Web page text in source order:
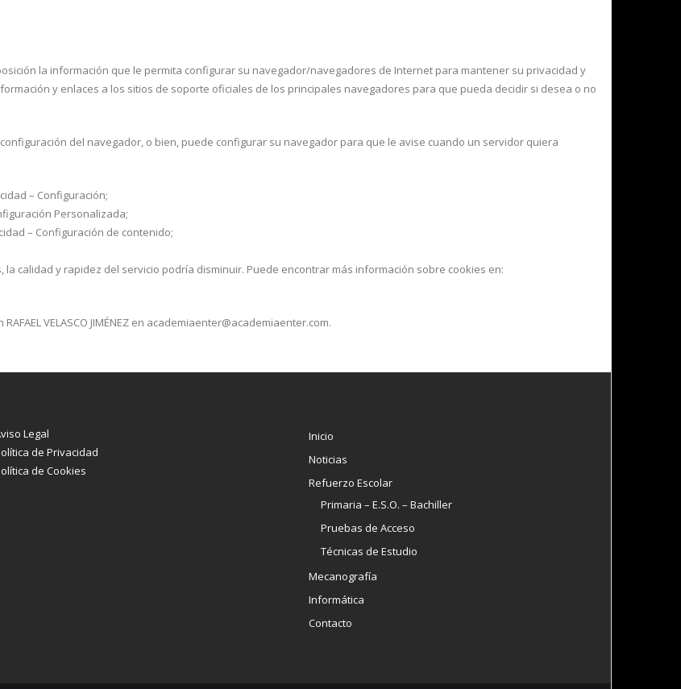
la información que le permita configurar su navegador/navegadores de Internet para mantener su privacidad y
y enlaces a los sitios de soporte oficiales de los principales navegadores para que pueda decidir si desea o no
del navegador, o bien, puede configurar su navegador para que le avise cuando un servidor quiera
– Configuración;
Personalizada;
– Configuración de contenido;
calidad y rapidez del servicio podría disminuir. Puede encontrar más información sobre cookies en:
VELASCO JIMÉNEZ en academiaenter@academiaenter.com.
Legal
de Privacidad
de Cookies
Inicio
Noticias
Refuerzo Escolar
Primaria – E.S.O. – Bachiller
Pruebas de Acceso
Técnicas de Estudio
Mecanografía
Informática
Contacto